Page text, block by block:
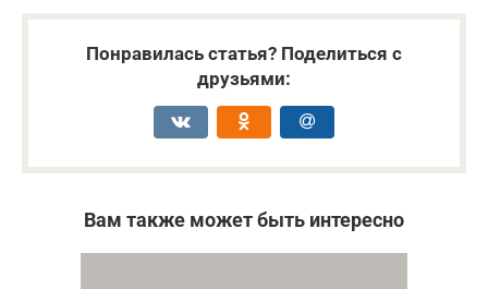
Понравилась статья? Поделиться с
друзьями:
Вам также может быть интересно